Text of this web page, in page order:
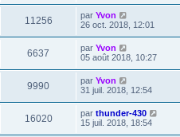
11256 par Yvon
26 oct. 2018, 12:01
6637 par Yvon
05 août 2018, 10:27
9990 par Yvon
31 juil. 2018, 12:54
16020 par thunder-430
15 juil. 2018, 18:54